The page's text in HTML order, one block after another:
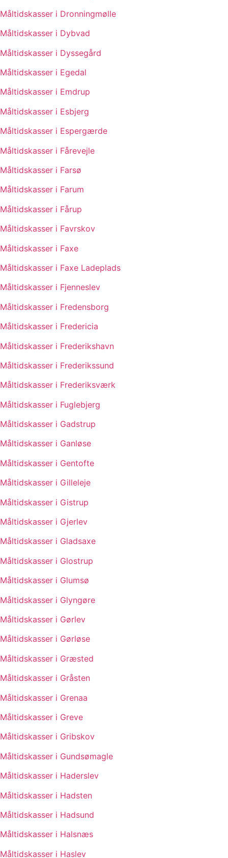
Måltidskasser i Dronningmølle
Måltidskasser i Dybvad
Måltidskasser i Dyssegård
Måltidskasser i Egedal
Måltidskasser i Emdrup
Måltidskasser i Esbjerg
Måltidskasser i Espergærde
Måltidskasser i Fårevejle
Måltidskasser i Farsø
Måltidskasser i Farum
Måltidskasser i Fårup
Måltidskasser i Favrskov
Måltidskasser i Faxe
Måltidskasser i Faxe Ladeplads
Måltidskasser i Fjenneslev
Måltidskasser i Fredensborg
Måltidskasser i Fredericia
Måltidskasser i Frederikshavn
Måltidskasser i Frederikssund
Måltidskasser i Frederiksværk
Måltidskasser i Fuglebjerg
Måltidskasser i Gadstrup
Måltidskasser i Ganløse
Måltidskasser i Gentofte
Måltidskasser i Gilleleje
Måltidskasser i Gistrup
Måltidskasser i Gjerlev
Måltidskasser i Gladsaxe
Måltidskasser i Glostrup
Måltidskasser i Glumsø
Måltidskasser i Glyngøre
Måltidskasser i Gørlev
Måltidskasser i Gørløse
Måltidskasser i Græsted
Måltidskasser i Gråsten
Måltidskasser i Grenaa
Måltidskasser i Greve
Måltidskasser i Gribskov
Måltidskasser i Gundsømagle
Måltidskasser i Haderslev
Måltidskasser i Hadsten
Måltidskasser i Hadsund
Måltidskasser i Halsnæs
Måltidskasser i Haslev